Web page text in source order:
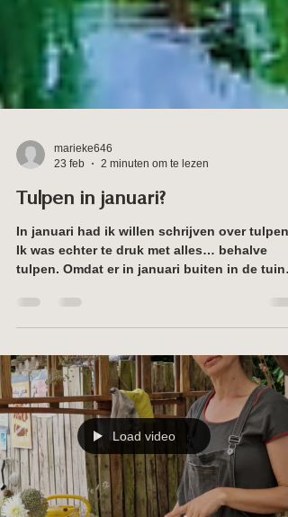
23 feb
2 minuten om te lezen
In januari had ik willen schrijven over tulpen.
tulpen. Omdat er in januari buiten in de tuin
nog geen tulp te bespeuren valt, niet eens
puntje van een eerste blad. In tegendeel, je
kunt op de valreep zelfs nog je vergeten
tulpenbollen planten in januari! Maar ik
je toch nog even over tulpen plukken in
januari . Ja, plukken wel te verstaan. Het is in
Antwerpen stad een jaarlijkse marketing
geworden, met Vlaamse subsid